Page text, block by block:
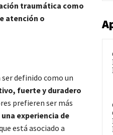
traumática como
atención o
definido como un
fuerte y duradero
prefieren ser más
experiencia de
está asociado a